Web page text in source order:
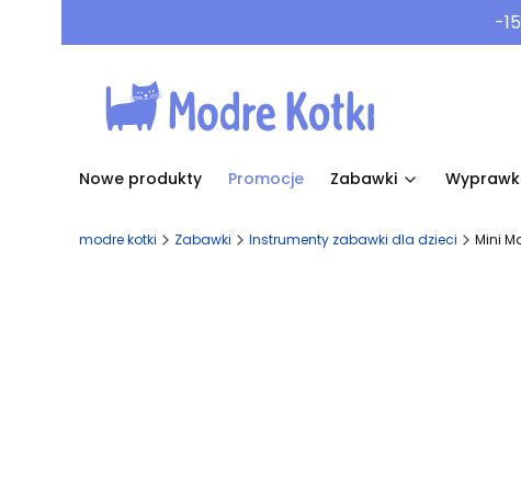
-
Nowe produkty Promocje Zabawki
modre kotki Zabawki Instrumenty zabawki dla dzieci Mini